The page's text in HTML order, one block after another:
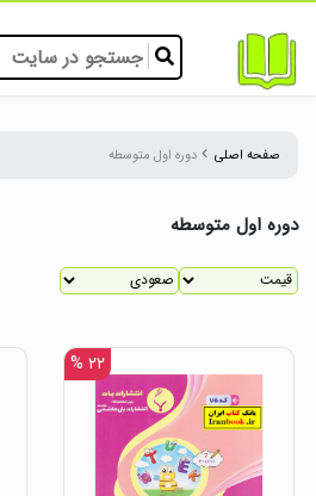
صفحه اصلی دوره اول متوسطه
دوره اول متوسطه
۲۲ %